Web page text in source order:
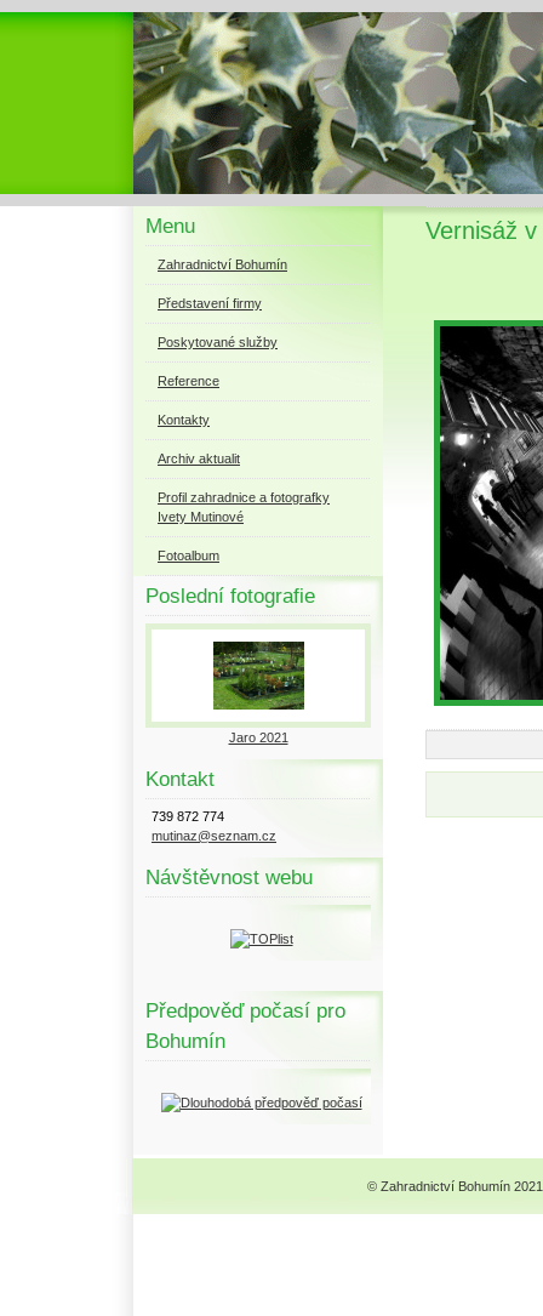
Menu
Zahradnictví Bohumín
Představení firmy
Poskytované služby
Reference
Kontakty
Archiv aktualit
Profil zahradnice a fotografky
Ivety Mutinové
Fotoalbum
Poslední fotografie
Jaro 2021
Kontakt
739 872 774
mutinaz@seznam.cz
Návštěvnost webu
Předpověď počasí pro
Bohumín
Vernisáž
© Zahradnictví Bohumín